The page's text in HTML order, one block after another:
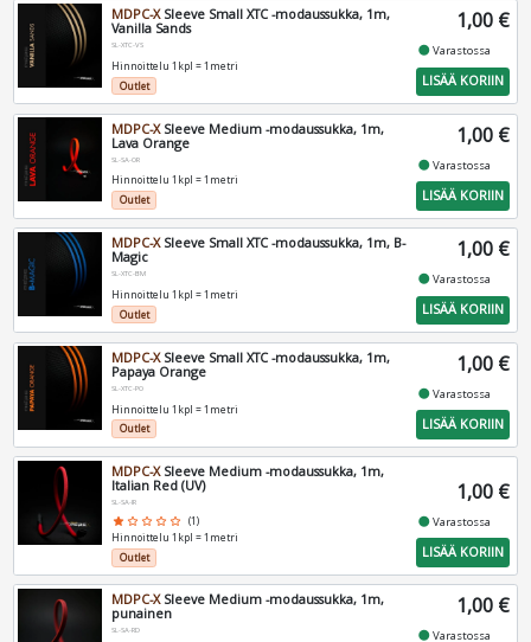
MDPC-XSleeve Small XTC -modaussukka, 1m,
Vanilla Sands
SL-XTC-VS
Hinnoittelu 1kpl = 1metri
Outlet
1,00 €
fiber_manual_recordVarastossa
LISÄÄ KORIIN
MDPC-XSleeve Medium -modaussukka, 1m,
Lava Orange
SL-SA-OR
Hinnoittelu 1kpl = 1metri
Outlet
1,00 €
fiber_manual_recordVarastossa
LISÄÄ KORIIN
MDPC-XSleeve Small XTC -modaussukka, 1m, B-
Magic
SL-XTC-BM
Hinnoittelu 1kpl = 1metri
Outlet
1,00 €
fiber_manual_recordVarastossa
LISÄÄ KORIIN
MDPC-XSleeve Small XTC -modaussukka, 1m,
Papaya Orange
SL-XTC-PO
Hinnoittelu 1kpl = 1metri
Outlet
1,00 €
fiber_manual_recordVarastossa
LISÄÄ KORIIN
MDPC-XSleeve Medium -modaussukka, 1m,
Italian Red (UV)
SL-SA-IR
star star_border star_border star_border star_border (1)
Hinnoittelu 1kpl = 1metri
Outlet
1,00 €
fiber_manual_recordVarastossa
LISÄÄ KORIIN
MDPC-XSleeve Medium -modaussukka, 1m,
punainen
SL-SA-RD
1,00 €
fiber_manual_recordVarastossa